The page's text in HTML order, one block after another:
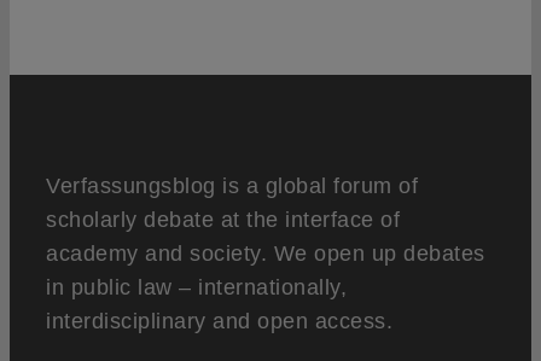
Verfassungsblog is a global forum of
scholarly debate at the interface of
academy and society. We open up debates
in public law – internationally,
interdisciplinary and open access.